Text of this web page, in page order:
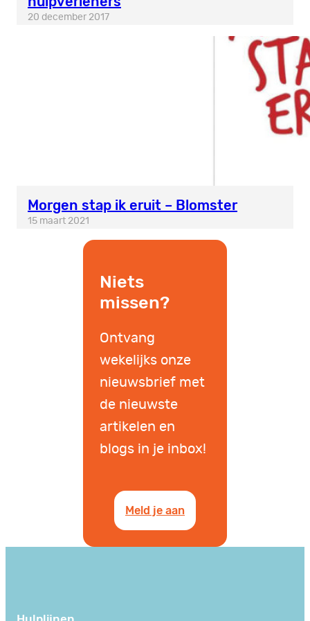
20 december 2017
Morgen stap ik eruit – Blomster
15 maart 2021
Niets
missen?
Ontvang
wekelijks onze
nieuwsbrief met
de nieuwste
artikelen en
blogs in je inbox!
Meld je aan